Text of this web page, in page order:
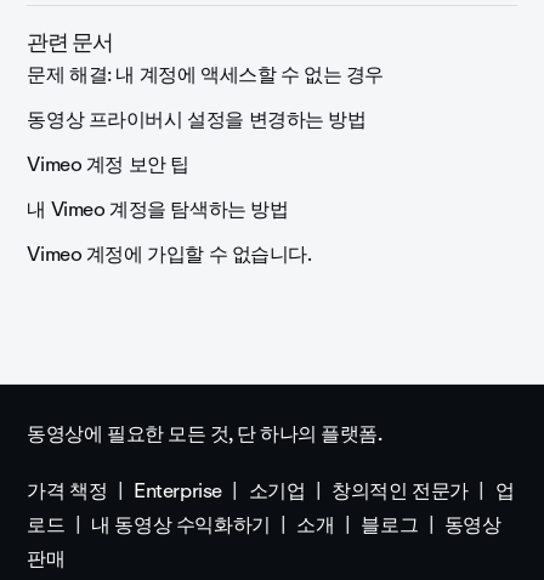
관련 문서
문제 해결: 내 계정에 액세스할 수 없는 경우
동영상 프라이버시 설정을 변경하는 방법
Vimeo 계정 보안 팁
내 Vimeo 계정을 탐색하는 방법
Vimeo 계정에 가입할 수 없습니다.
동영상에 필요한 모든 것, 단 하나의 플랫폼.
가격 책정
Enterprise 소기업 창의적인 전문가
업
로드
내 동영상 수익화하기 소개 블로그
동영상
판매